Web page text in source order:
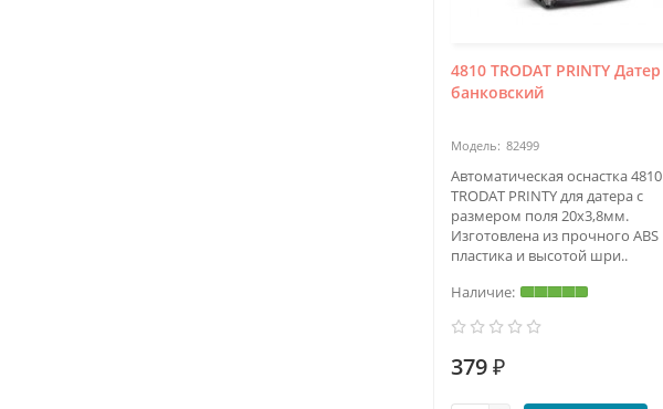
4810 TRODAT PRINTY Датер
банковский
82499
Автоматическая оснастка 4810
TRODAT PRINTY для датера с
размером поля 20x3,8мм.
Изготовлена из прочного ABS
пластика и высотой шри..
379 ₽